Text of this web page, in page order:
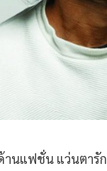
นแฟชั่น แว่นตารั